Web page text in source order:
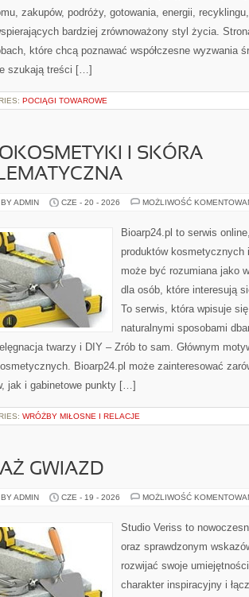
zakupów, podróży, gotowania, energii,
bardziej zrównoważony styl życia.
które chcą poznawać współczesne wyzwania
szukają treści […]
POCIĄGI TOWAROWE
I SKÓRA
ADMIN CZE - 20 - 2026 MOŻLIWOŚĆ
Bioarp24.pl to serwis
produktów kosmetycznych
może być rozumiana jako
dla osób, które interesują
To serwis, która wpisuje
naturalnymi sposobami
twarzy i DIY – Zrób to sam. Głównym
Bioarp24.pl może zainteresować
jak i gabinetowe punkty […]
WRÓŻBY MIŁOSNE I RELACJE
GWIAZD
ADMIN CZE - 19 - 2026 MOŻLIWOŚĆ
Studio Veriss to
oraz sprawdzonym
rozwijać swoje
charakter inspiracyjny i